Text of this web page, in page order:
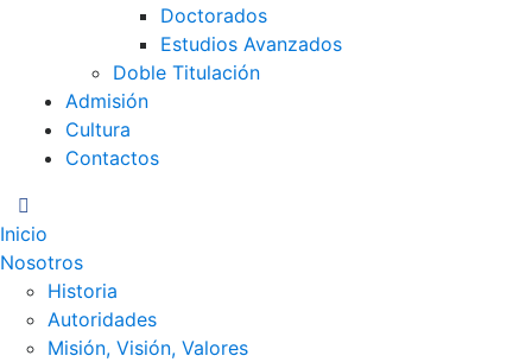
Doctorados
Estudios Avanzados
Doble Titulación
Admisión
Cultura
Contactos
Inicio
Nosotros
Historia
Autoridades
Misión, Visión, Valores
GURU